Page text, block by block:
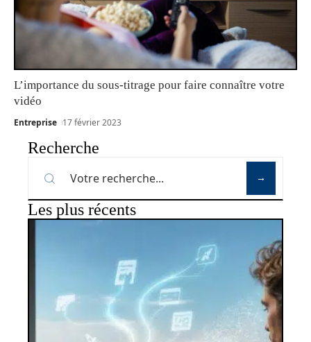
L’importance du sous-titrage pour faire connaître votre
vidéo
Entreprise 17 février 2023
Recherche
Les plus récents